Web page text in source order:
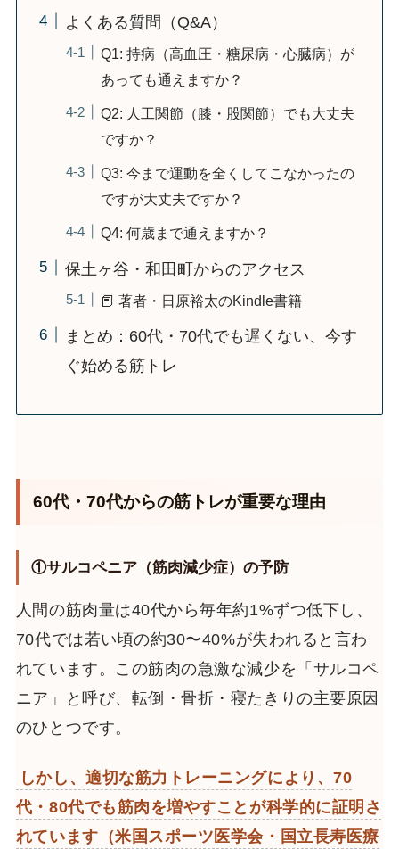
よくある質問（Q&A）
Q1: 持病（高血圧・糖尿病・心臓病）が
あっても通えますか？
Q2: 人工関節（膝・股関節）でも大丈夫
ですか？
Q3: 今まで運動を全くしてこなかったの
ですが大丈夫ですか？
Q4: 何歳まで通えますか？
保土ヶ谷・和田町からのアクセス
📕 著者・日原裕太のKindle書籍
まとめ：60代・70代でも遅くない、今す
ぐ始める筋トレ
60代・70代からの筋トレが重要な理由
①サルコペニア（筋肉減少症）の予防
人間の筋肉量は40代から毎年約1%ずつ低下し、
70代では若い頃の約30〜40%が失われると言わ
れています。この筋肉の急激な減少を「サルコペ
ニア」と呼び、転倒・骨折・寝たきりの主要原因
のひとつです。
しかし、適切な筋力トレーニングにより、70
代・80代でも筋肉を増やすことが科学的に証明さ
れています（米国スポーツ医学会・国立長寿医療